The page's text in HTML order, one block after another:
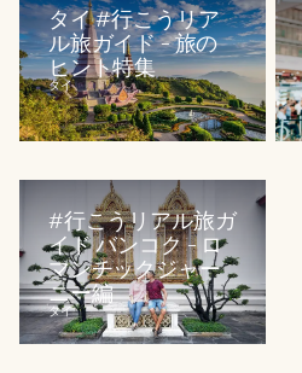
タイ #行こうリア
ル旅ガイド - 旅の
ヒント特集
タイ
#行こうリアル旅ガ
イド バンコク - ロ
マンチックジャー
ニー編
タイ